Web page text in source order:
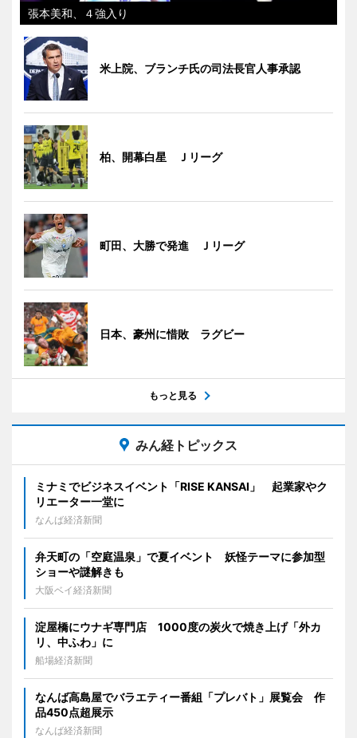
張本美和、４強入り
米上院、ブランチ氏の司法長官人事承認
柏、開幕白星 Ｊリーグ
町田、大勝で発進 Ｊリーグ
日本、豪州に惜敗 ラグビー
もっと見る
みん経トピックス
ミナミでビジネスイベント「RISE KANSAI」 起業家やク
リエーター一堂に
なんば経済新聞
弁天町の「空庭温泉」で夏イベント 妖怪テーマに参加型
ショーや謎解きも
大阪ベイ経済新聞
淀屋橋にウナギ専門店 1000度の炭火で焼き上げ「外カ
リ、中ふわ」に
船場経済新聞
なんば高島屋でバラエティー番組「プレバト」展覧会 作
品450点超展示
なんば経済新聞